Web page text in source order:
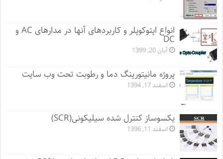
انواع اپتوکوپلر و کاربردهای آنها در مدارهای AC و
DC
آبان 20, 1399
پروژه مانيتورينگ دما و رطوبت تحت وب سایت
اسفند 17, 1394
یکسوساز کنترل شده سیلیکونی(SCR)
اسفند 11, 1396